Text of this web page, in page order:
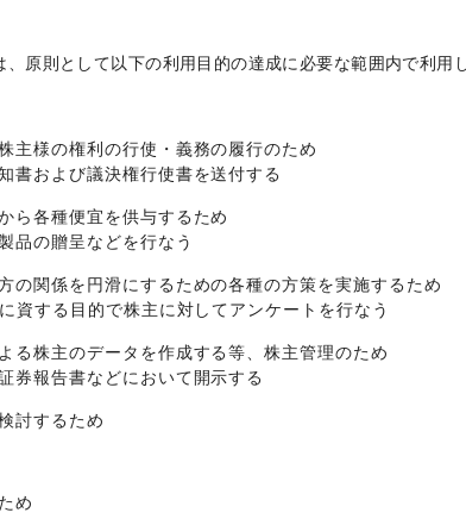
原則として以下の利用目的の達成に必要な範囲内で利用
主様の権利の行使・義務の履行のため
書および議決権行使書を送付する
ら各種便宜を供与するため
品の贈呈などを行なう
の関係を円滑にするための各種の方策を実施するため
資する目的で株主に対してアンケートを行なう
る株主のデータを作成する等、株主管理のため
券報告書などにおいて開示する
討するため
め